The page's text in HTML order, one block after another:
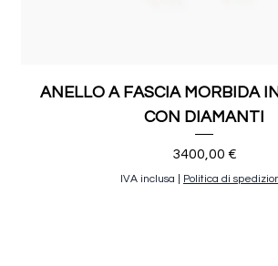
ANELLO A FASCIA MORBIDA
CON DIAMANTI
Prezzo
3400,00 €
IVA inclusa Politica di